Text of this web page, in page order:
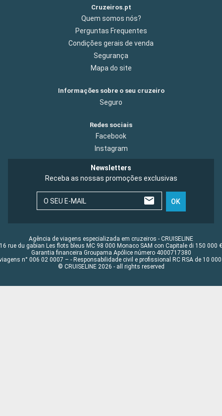
Cruzeiros.pt
Quem somos nós?
Perguntas Frequentes
Condições gerais de venda
Segurança
Mapa do site
Informações sobre o seu cruzeiro
Seguro
Redes sociais
Facebook
Instagram
Newsletters
Receba as nossas promoções exclusivas
O SEU E-MAIL OK
Agência de viagens especializada em cruzeiros - CRUISELINE
16 rue du gabian Les flots bleus MC 98 000 Monaco SAM con Capitale di 150 000 €
Garantia financeira Groupama Apólice número 4000717380
n° 006 02 0007 – - Responsabilidade civil e profissional RC RSA de 10 000
© CRUISELINE 2026 - all rights reserved